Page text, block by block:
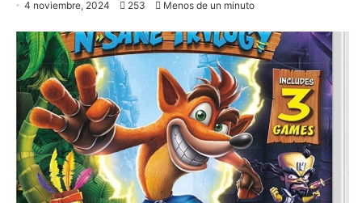
4 noviembre, 2024 253 Menos de un minuto